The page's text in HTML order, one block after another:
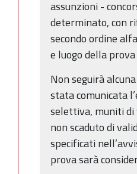
assunzioni -
determinato, con
secondo ordine
e luogo della
Non seguirà
stata comunicata
selettiva, muniti di
non scaduto di
specificati
prova sarà